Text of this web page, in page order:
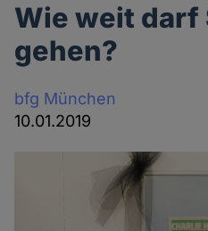
Wie weit darf
gehen?
bfg München
10.01.2019